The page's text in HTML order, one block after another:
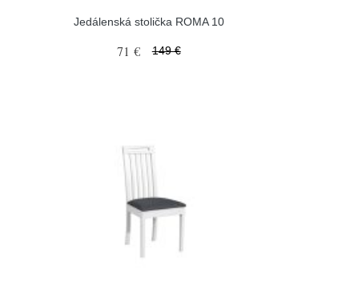
Jedálenská stolička ROMA 10
71 € 149 €